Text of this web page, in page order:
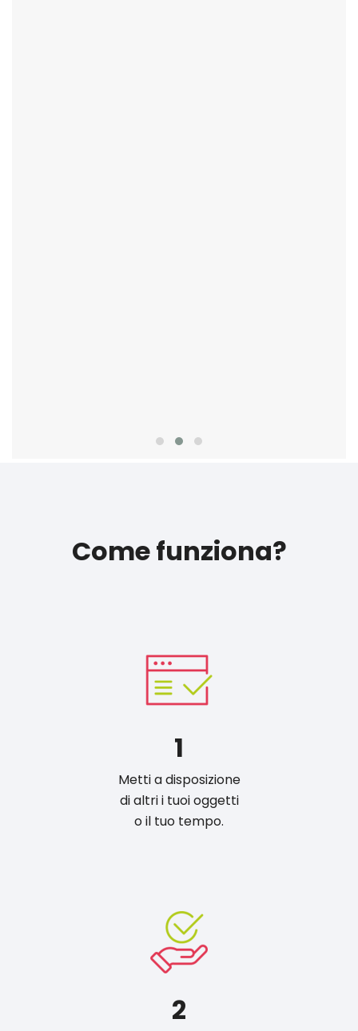
Come funziona?
1
Metti a disposizione
di altri i tuoi oggetti
o il tuo tempo.
2